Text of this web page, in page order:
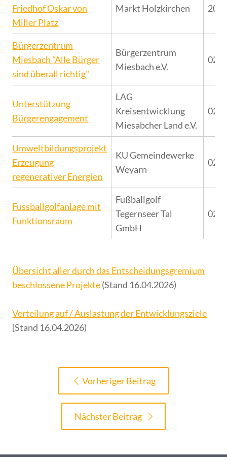
Friedhof Oskar von
Miller Platz
Markt Holzkirchen
Bürgerzentrum
Miesbach "Alle Bürger
sind überall richtig"
Bürgerzentrum
Miesbach e.V.
Unterstützung
Bürgerengagement
LAG
Kreisentwicklung
Miesabcher Land e.V.
Umweltbildungsprojekt
Erzeugung
regenerativer Energien
KU Gemeindewerke
Weyarn
Fussballgolfanlage mit
Funktionsraum
Fußballgolf
Tegernseer Tal
GmbH
Übersicht aller durch das Entscheidungsgremium
beschlossene Projekte(Stand 16.04.2026)
Verteilung auf / Auslastung der Entwicklungsziele
[Stand 16.04.2026)
Vorheriger Beitrag
Nächster Beitrag